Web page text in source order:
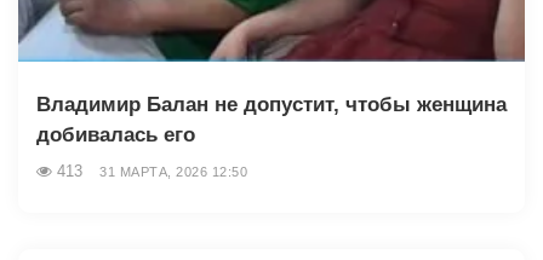
Владимир Балан не допустит, чтобы женщина
добивалась его
413 31 МАРТА, 2026 12:50